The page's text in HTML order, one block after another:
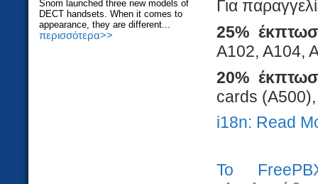
Snom launched three new models of
DECT handsets. When it comes to
appearance, they are different...
περισσότερα>>
Για
25%
A102, A104,
20%
cards
i18n: Read
Το